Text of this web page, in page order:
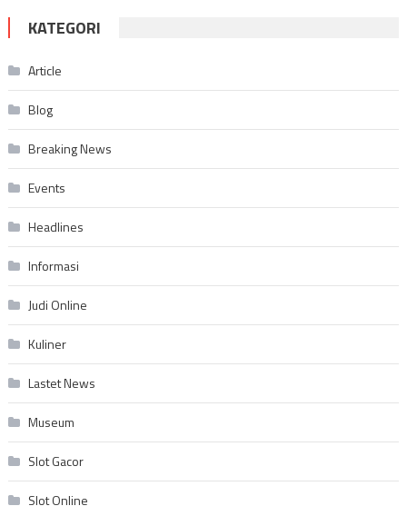
KATEGORI
Article
Blog
Breaking News
Events
Headlines
Informasi
Judi Online
Kuliner
Lastet News
Museum
Slot Gacor
Slot Online